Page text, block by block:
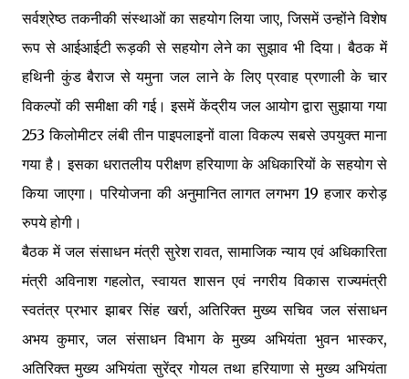
सर्वश्रेष्ठ तकनीकी संस्थाओं का सहयोग लिया जाए, जिसमें उन्होंने विशेष
रूप से आईआईटी रूड़की से सहयोग लेने का सुझाव भी दिया। बैठक में
हथिनी कुंड बैराज से यमुना जल लाने के लिए प्रवाह प्रणाली के चार
विकल्पों की समीक्षा की गई। इसमें केंद्रीय जल आयोग द्वारा सुझाया गया
253 किलोमीटर लंबी तीन पाइपलाइनों वाला विकल्प सबसे उपयुक्त माना
गया है। इसका धरातलीय परीक्षण हरियाणा के अधिकारियों के सहयोग से
किया जाएगा। परियोजना की अनुमानित लागत लगभग 19 हजार करोड़
रुपये होगी।
बैठक में जल संसाधन मंत्री सुरेश रावत, सामाजिक न्याय एवं अधिकारिता
मंत्री अविनाश गहलोत, स्वायत शासन एवं नगरीय विकास राज्यमंत्री
स्वतंत्र प्रभार झाबर सिंह खर्रा, अतिरिक्त मुख्य सचिव जल संसाधन
अभय कुमार, जल संसाधन विभाग के मुख्य अभियंता भुवन भास्कर,
अतिरिक्त मुख्य अभियंता सुरेंद्र गोयल तथा हरियाणा से मुख्य अभियंता